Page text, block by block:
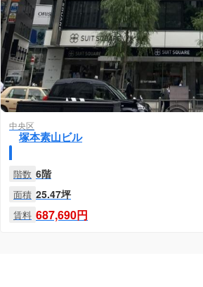
中央区
塚本素山ビル
階数 6階
面積 25.47坪
賃料 687,690円